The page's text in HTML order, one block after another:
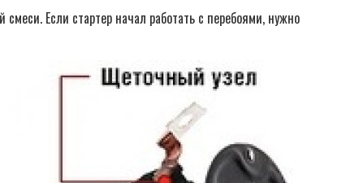
Если стартер начал работать с перебоями, нужно